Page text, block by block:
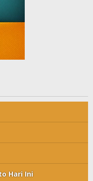
Hari Ini